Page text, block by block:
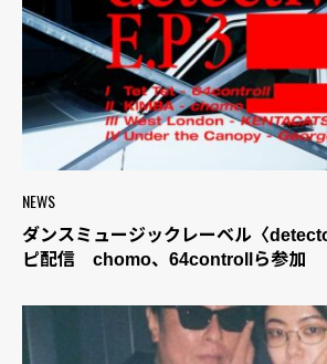
NEWS
ダンスミュージックレーベル〈
ピ配信 chomo、64controllら参加